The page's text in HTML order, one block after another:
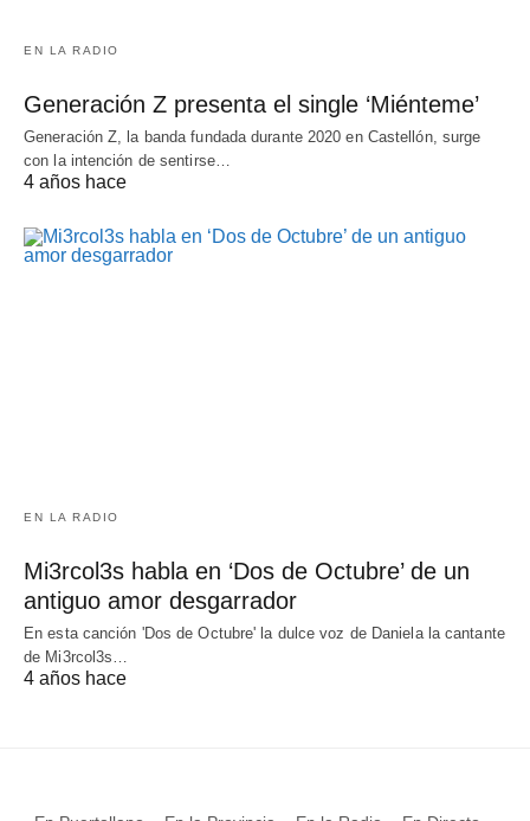
EN LA RADIO
Generación Z presenta el single ‘Miénteme’
Generación Z, la banda fundada durante 2020 en Castellón, surge
con la intención de sentirse…
4 años hace
EN LA RADIO
Mi3rcol3s habla en ‘Dos de Octubre’ de un
antiguo amor desgarrador
En esta canción 'Dos de Octubre' la dulce voz de Daniela la cantante
de Mi3rcol3s…
4 años hace